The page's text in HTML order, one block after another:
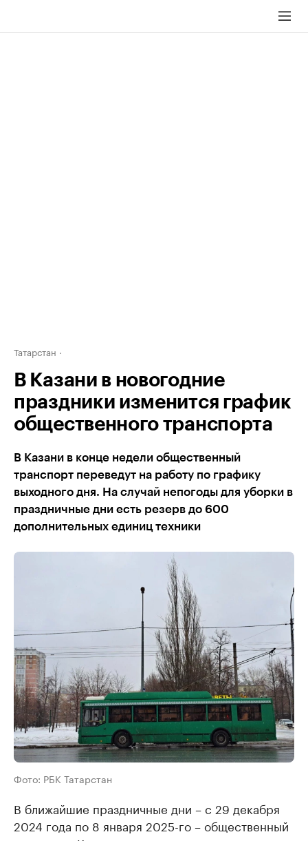
Татарстан
В Казани в новогодние
праздники изменится график
общественного транспорта
В Казани в конце недели общественный
транспорт переведут на работу по графику
выходного дня. На случай непогоды для уборки в
праздничные дни есть резерв до 600
дополнительных единиц техники
Фото: РБК Татарстан
В ближайшие праздничные дни – с 29 декабря
2024 года по 8 января 2025-го – общественный